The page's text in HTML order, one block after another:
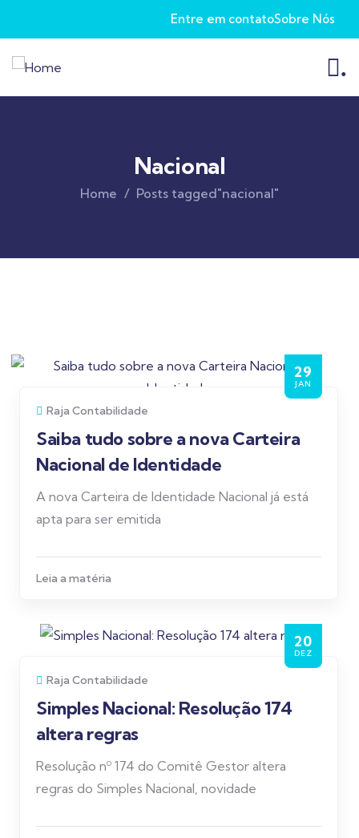
Entre em contatoSobre Nós
.
Nacional
Home Posts tagged"nacional"
29
JAN
Raja Contabilidade
Saiba tudo sobre a nova Carteira
Nacional de Identidade
A nova Carteira de Identidade Nacional já está
apta para ser emitida
Leia a matéria
20
DEZ
Raja Contabilidade
Simples Nacional: Resolução 174
altera regras
Resolução nº 174 do Comitê Gestor altera
regras do Simples Nacional, novidade